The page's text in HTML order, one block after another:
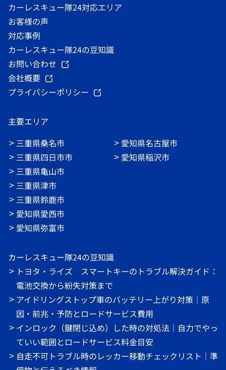
カーレスキュー隊24対応エリア
お客様の声
対応事例
カーレスキュー隊24の豆知識
お問い合わせ
会社概要
プライバシーポリシー
主要エリア
三重県桑名市
三重県四日市市
三重県亀山市
三重県津市
三重県鈴鹿市
愛知県愛西市
愛知県弥富市
愛知県名古屋市
愛知県稲沢市
カーレスキュー隊24の豆知識
トヨタ・ライズ スマートキーのトラブル解決ガイド：
電池交換から紛失対策まで
アイドリングストップ車のバッテリー上がり対策｜原
因・前兆・予防とロードサービス費用
インロック（鍵閉じ込め）した時の対処法｜自力でやっ
ていい範囲とロードサービス料金目安
自走不可トラブル時のレッカー移動チェックリスト｜準